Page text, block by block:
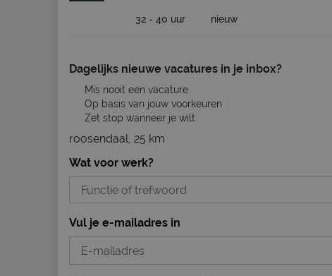
32 - 40 uur nieuw
Dagelijks nieuwe vacatures in je inbox?
Mis nooit een vacature
Op basis van jouw voorkeuren
Zet stop wanneer je wilt
roosendaal, 25 km
Wat voor werk?
Vul je e-mailadres in